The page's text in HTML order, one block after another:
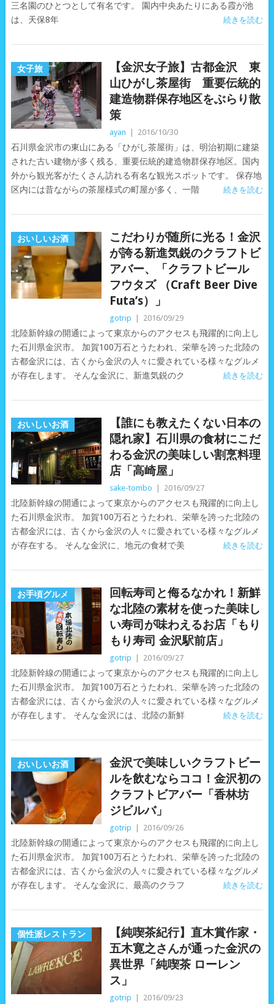
三名園のひとつとして有名です。 園内中央あたりにある霞が池
は、天保8年
続きを読む
女子旅
【金沢女子旅】古都金沢 東
山ひがし茶屋街 重要伝統的
建造物群保存地区をぶらり散
策
ayan 2016/10/30
石川県金沢市の東山にある「ひがし茶屋街」は、明治初期に建築
された古い建物が多く残る、重要伝統的建造物群保存地区。国内
外から観光客がたくさん訪れる有名な観光スポットです。 保存地
区内には昔ながらの茶屋様式の町屋が多く、一階
続きを読む
おいしいお酒
こだわりが随所に光る！金沢
が誇る新進気鋭のクラフトビ
アバー、「クラフトビール
フウタズ （Craft Beer Dive
Futa’s）」
gotrip 2016/09/29
北陸新幹線の開通によって東京からのアクセスも飛躍的に向上し
た石川県金沢市。 加賀100万石とうたわれ、栄華を誇った北陸の
古都金沢には、古くから金沢の人々に愛されている様々なグルメ
が存在します。 そんな金沢に、新進気鋭のク
続きを読む
おいしいお酒
【誰にも教えたくない日本の
隠れ家】石川県の食材にこだ
わる金沢の美味しい割烹料理
店「高崎屋」
sake-tombo 2016/09/27
北陸新幹線の開通によって東京からのアクセスも飛躍的に向上し
た石川県金沢市。 加賀100万石とうたわれ、栄華を誇った北陸の
古都金沢には、古くから金沢の人々に愛されている様々なグルメ
が存在する。 そんな金沢に、地元の食材で美
続きを読む
お手頃グルメ
回転寿司と侮るなかれ！新鮮
な北陸の素材を使った美味し
い寿司が味わえるお店「もり
もり寿司 金沢駅前店」
gotrip 2016/09/27
北陸新幹線の開通によって東京からのアクセスも飛躍的に向上し
た石川県金沢市。 加賀100万石とうたわれ、栄華を誇った北陸の
古都金沢には、古くから金沢の人々に愛されている様々なグルメ
が存在します。 そんな金沢には、北陸の新鮮
続きを読む
おいしいお酒
金沢で美味しいクラフトビー
ルを飲むならココ！金沢初の
クラフトビアバー「香林坊
ジビルバ」
gotrip 2016/09/26
北陸新幹線の開通によって東京からのアクセスも飛躍的に向上し
た石川県金沢市。 加賀100万石とうたわれ、栄華を誇った北陸の
古都金沢には、古くから金沢の人々に愛されている様々なグルメ
が存在します。 そんな金沢に、最高のクラフ
続きを読む
個性派レストラン
【純喫茶紀行】直木賞作家・
五木寛之さんが通った金沢の
異世界「純喫茶 ローレン
ス」
gotrip 2016/09/23